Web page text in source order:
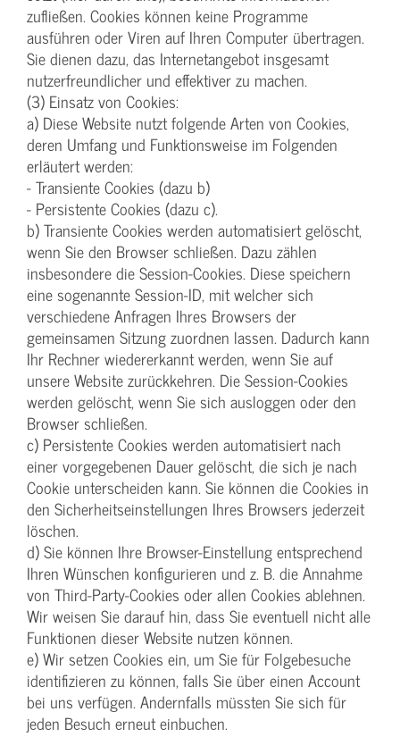
zufließen. Cookies können keine Programme
ausführen oder Viren auf Ihren Computer übertragen.
Sie dienen dazu, das Internetangebot insgesamt
nutzerfreundlicher und effektiver zu machen.
(3) Einsatz von Cookies:
a) Diese Website nutzt folgende Arten von Cookies,
deren Umfang und Funktionsweise im Folgenden
erläutert werden:
- Transiente Cookies (dazu b)
- Persistente Cookies (dazu c).
b) Transiente Cookies werden automatisiert gelöscht,
wenn Sie den Browser schließen. Dazu zählen
insbesondere die Session-Cookies. Diese speichern
eine sogenannte Session-ID, mit welcher sich
verschiedene Anfragen Ihres Browsers der
gemeinsamen Sitzung zuordnen lassen. Dadurch kann
Ihr Rechner wiedererkannt werden, wenn Sie auf
unsere Website zurückkehren. Die Session-Cookies
werden gelöscht, wenn Sie sich ausloggen oder den
Browser schließen.
c) Persistente Cookies werden automatisiert nach
einer vorgegebenen Dauer gelöscht, die sich je nach
Cookie unterscheiden kann. Sie können die Cookies in
den Sicherheitseinstellungen Ihres Browsers jederzeit
löschen.
d) Sie können Ihre Browser-Einstellung entsprechend
Ihren Wünschen konfigurieren und z. B. die Annahme
von Third-Party-Cookies oder allen Cookies ablehnen.
Wir weisen Sie darauf hin, dass Sie eventuell nicht alle
Funktionen dieser Website nutzen können.
e) Wir setzen Cookies ein, um Sie für Folgebesuche
identifizieren zu können, falls Sie über einen Account
bei uns verfügen. Andernfalls müssten Sie sich für
jeden Besuch erneut einbuchen.